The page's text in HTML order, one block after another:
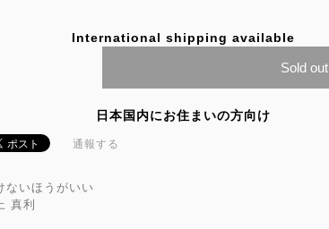
International shipping available
Sold out
日本国内にお住まいの方向け
通報する
ないほうがいい
真利